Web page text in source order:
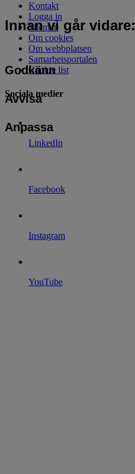
Innan vi går
Anpassa
Avvisa
Godkänn
Kontakt
Logga in
Sitemap
Om cookies
Om webbplatsen
Samarbetsportalen
Cookie list
Sociala medier
LinkedIn
Facebook
Instagram
YouTube